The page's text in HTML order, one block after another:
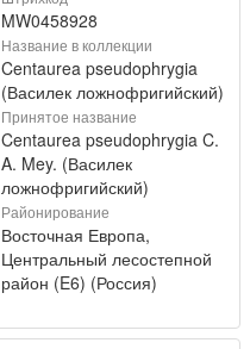
MW0458928
Название в коллекции
Centaurea pseudophrygia
(Василек ложнофригийский)
Принятое название
Centaurea pseudophrygia C.
A. Mey. (Василек
ложнофригийский)
Районирование
Восточная Европа,
Центральный лесостепной
район (E6) (Россия)